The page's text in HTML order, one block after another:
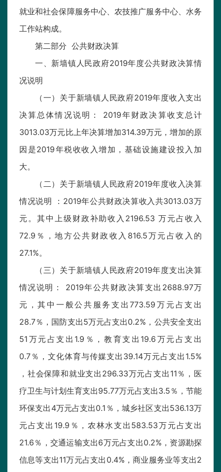
就业和社会保障服务中心、农技推广服务中心、水务
工作站构成。
第二部分 公共财政决算
一、新墙镇人民政府2019年度公共财政决算情
况说明
（一）关于新墙镇人民政府2019年度收入支出
决算总体情况说明： 2019年财政决算收支总计
3013.03万元比上年决算增加314.39万元，增加的原
因是2019年税收收入增加，基础设施建设投入加
大。
（二）关于新墙镇人民政府2019年度收入决算
情况说明 ：2019年公共财政决算收入共3013.03万
元。其中上级财政补助收入2196.53 万元占收入
72.9％，地方公共财政收入816.5万元占收入的
27.1%。
（三）关于新墙镇人民政府2019年度支出决算
情况说明： 2019年公共财政决算支出2688.97万
元，其中一般公共服务支出773.59万元占支出
28.7％，国防支出5万元占支出0.2%，公共安全支出
51万元占支出1.9％，教育支出19.6万元占支出
0.7％，文化体育与传媒支出39.14万元占支出1.5%
，社会保障和就业支出296.33万元占支出11％，医
疗卫生与计划生育支出95.77万元占支出3.5％，节能
环保支出4万元占支出0.1％，城乡社区支出536.13万
元占支出19.9％，农林水支出583.53万元占支出
21.6％，交通运输支出6万元占支出0.2%，资源勘探
信息等支出11万元占支出0.4%，商业服务业等支出2